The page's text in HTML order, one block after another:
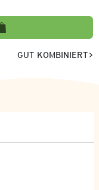
GUT KOMBINIERT